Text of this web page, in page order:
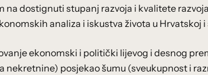
na dostignuti stupanj razvoja i kvalitete
analiza i iskustva života u Hrvatskoj
ekonomski i politički lijevog i desnog
nekretnine) posjekao šumu (sveukupnost i